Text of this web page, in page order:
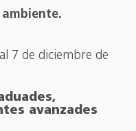
7 de diciembre de
avanzades